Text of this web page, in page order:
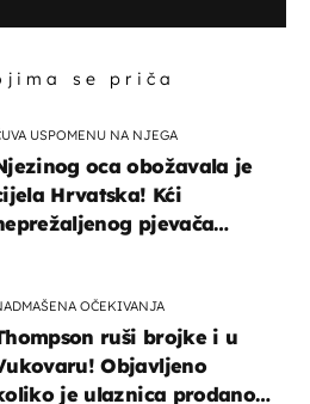
se priča
USPOMENU NA NJEGA
oca obožavala je
Hrvatska! Kći
pjevača
OČEKIVANJA
ruši brojke i u
Objavljeno
je ulaznica prodano